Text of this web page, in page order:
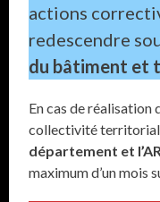
actions
redescendre
du bâtiment et
En cas de réalisation
collectivité
département et
maximum d’un mois